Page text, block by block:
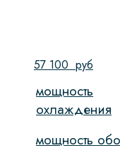
57 100 руб
мощность
охлаждения
мощность